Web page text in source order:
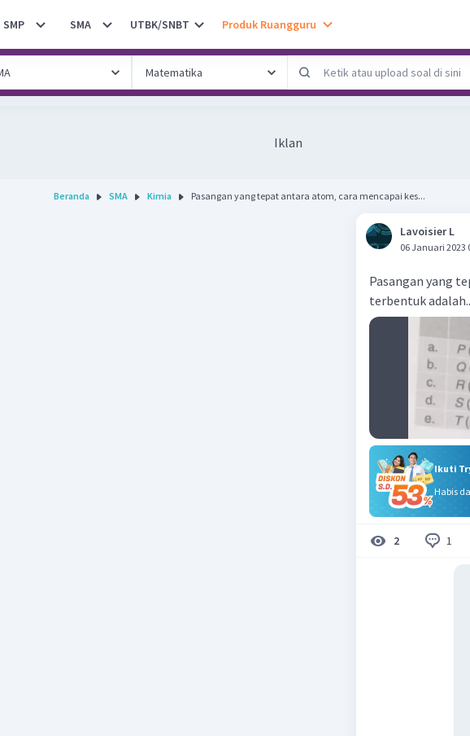
SMP SMA UTBK/SNBT Produk Ruangguru
Iklan
Beranda SMA Kimia Pasangan yang tepat antara atom, cara mencapai kes...
Lavoisier L
06 Januari 2023
Pasangan yang
terbentuk
Ikuti
Habis
2 1